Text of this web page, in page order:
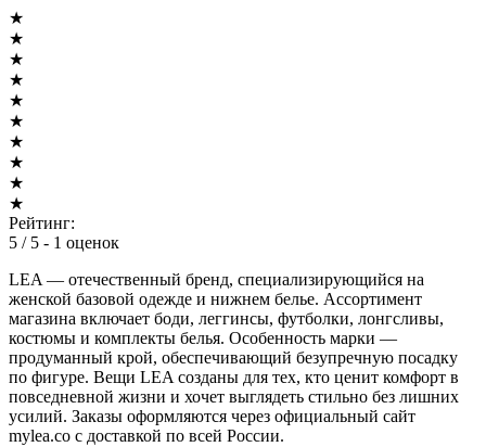
★
★
★
★
★
★
★
★
★
★
Рейтинг:
5 / 5 - 1 оценок
LEA — отечественный бренд, специализирующийся на
женской базовой одежде и нижнем белье. Ассортимент
магазина включает боди, леггинсы, футболки, лонгсливы,
костюмы и комплекты белья. Особенность марки —
продуманный крой, обеспечивающий безупречную посадку
по фигуре. Вещи LEA созданы для тех, кто ценит комфорт в
повседневной жизни и хочет выглядеть стильно без лишних
усилий. Заказы оформляются через официальный сайт
mylea.co с доставкой по всей России.